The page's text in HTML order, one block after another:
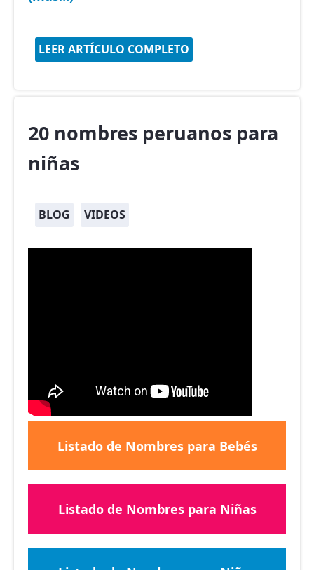
LEER ARTÍCULO COMPLETO
20 nombres peruanos para
niñas
BLOG VIDEOS
Listado de Nombres para Bebés
Listado de Nombres para Niñas